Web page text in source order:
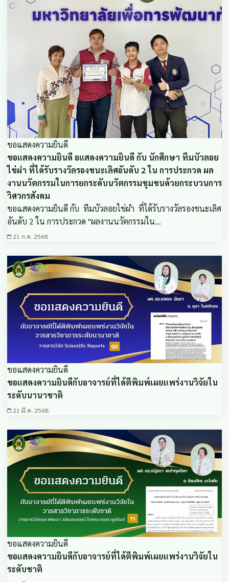
ขอแสดงความยินดี
ขอแสดงความยินดี อแสดงความยินดี กับ นักศึกษา ทีมบัวลอย
ไข่ผำ ที่ได้รับรางวัลรองชนะเลิศอันดับ 2 ใน การประกวด ผล
งานนวัตกรรมในการยกระดับนวัตกรรมชุมชนด้วยกระบวนการ
วิศวกรสังคม
ขอแสดงความยินดี กับ ทีมบัวลอยไข่ผำ ที่ได้รับรางวัลรองชนะเลิศ
อันดับ 2 ใน การประกวด "ผลงานนวัตกรรมใน…
21 ก.ค. 2568
ขอแสดงความยินดี
ขอแสดงความยินดีกับอาจารย์ที่ได้ตีพิมพ์เผยแพร่งานวิจัยใน
ระดับนานาชาติ
21 มี.ค. 2568
ขอแสดงความยินดี
ขอแสดงความยินดีกับอาจารย์ที่ได้ตีพิมพ์เผยแพร่งานวิจัยใน
ระดับชาติ